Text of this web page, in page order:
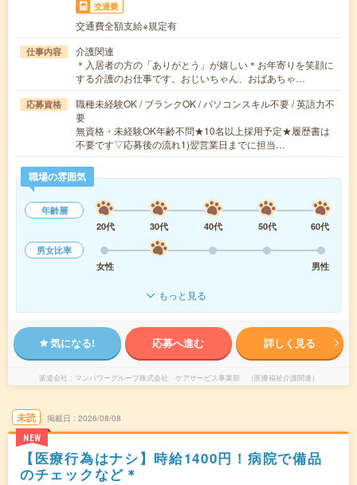
交通費
交通費全額支給※規定有
仕事内容
介護関連
＊入居者の方の「ありがとう」が嬉しい＊お年寄りを笑顔に
する介護のお仕事です。おじいちゃん、おばあちゃ…
応募資格
職種未経験OK / ブランクOK / パソコンスキル不要 / 英語力不
要
無資格・未経験OK年齢不問★10名以上採用予定★履歴書は
不要です▽応募後の流れ1)翌営業日までに担当…
職場の雰囲気
年齢層
20代
30代 40代 50代
60代
男女比率
女性
男性
もっと見る
気になる! 応募へ進む 詳しく見る
派遣会社 マンパワーグループ株式会社 ケアサービス事業部 （医療福祉介護関連）
未読
NEW
掲載日 2026/08/08
【医療行為はナシ】時給1400円！病院で備品
のチェックなど＊